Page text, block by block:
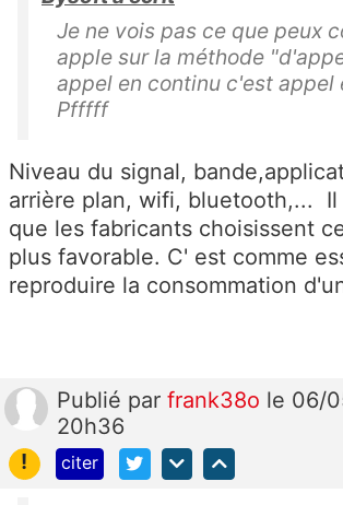
Je ne vois pas ce que peux
apple sur la méthode
appel en continu c'est appel
Pfffff
Niveau du signal,
arrière plan, wifi, bluetooth,...
que les fabricants choisissent
plus favorable. C' est comme
reproduire la consommation
Publié par frank38o le 06/
20h36
!
citer